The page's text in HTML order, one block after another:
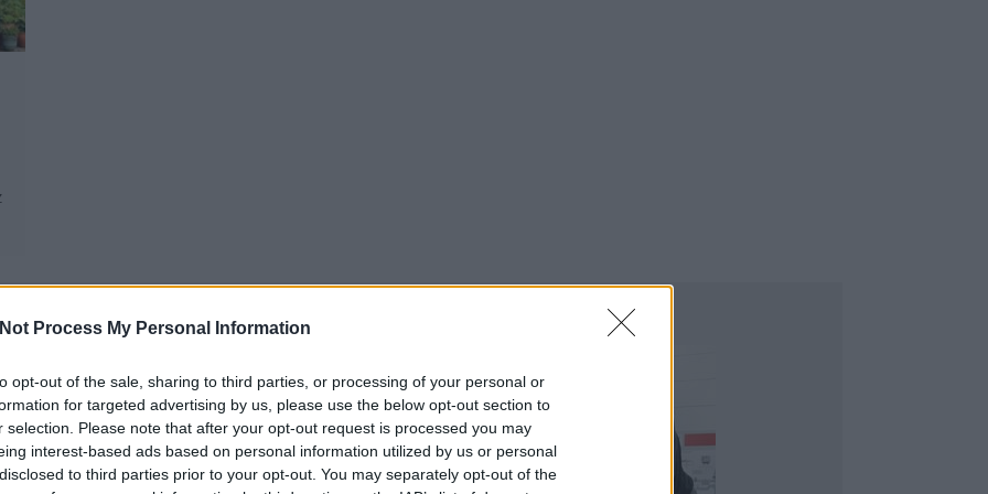
Process My Personal Information
opt-out of the sale, sharing to third parties, or processing of your personal or
for targeted advertising by us, please use the below opt-out section to
selection. Please note that after your opt-out request is processed you may
interest-based ads based on personal information utilized by us or personal
to third parties prior to your opt-out. You may separately opt-out of the
A LEGÚJABB BEJEGYZÉSEK
A posztmodern bűvészdoboz Balla D Károj
NÉPSZERŰ PR-CIKKEK